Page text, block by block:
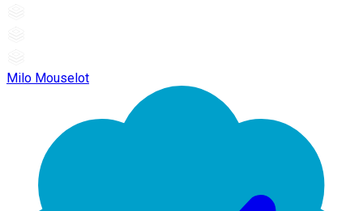
Milo Mouselot